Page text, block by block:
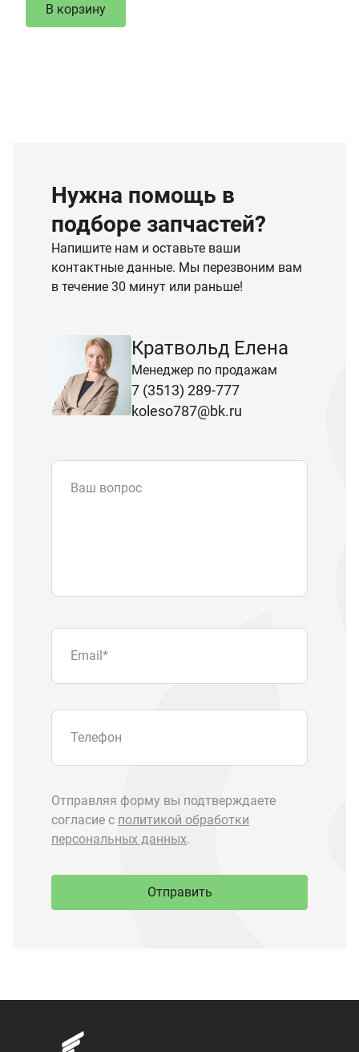
В корзину
Нужна помощь в
подборе запчастей?
Напишите нам и оставьте ваши
контактные данные. Мы перезвоним вам
в течение 30 минут или раньше!
Кратвольд Елена
Менеджер по продажам
7 (3513) 289-777
koleso787@bk.ru
Ваш вопрос
Запчасти Урал
Запчасти Камаз
Спецпредложения
Доставка и оплата